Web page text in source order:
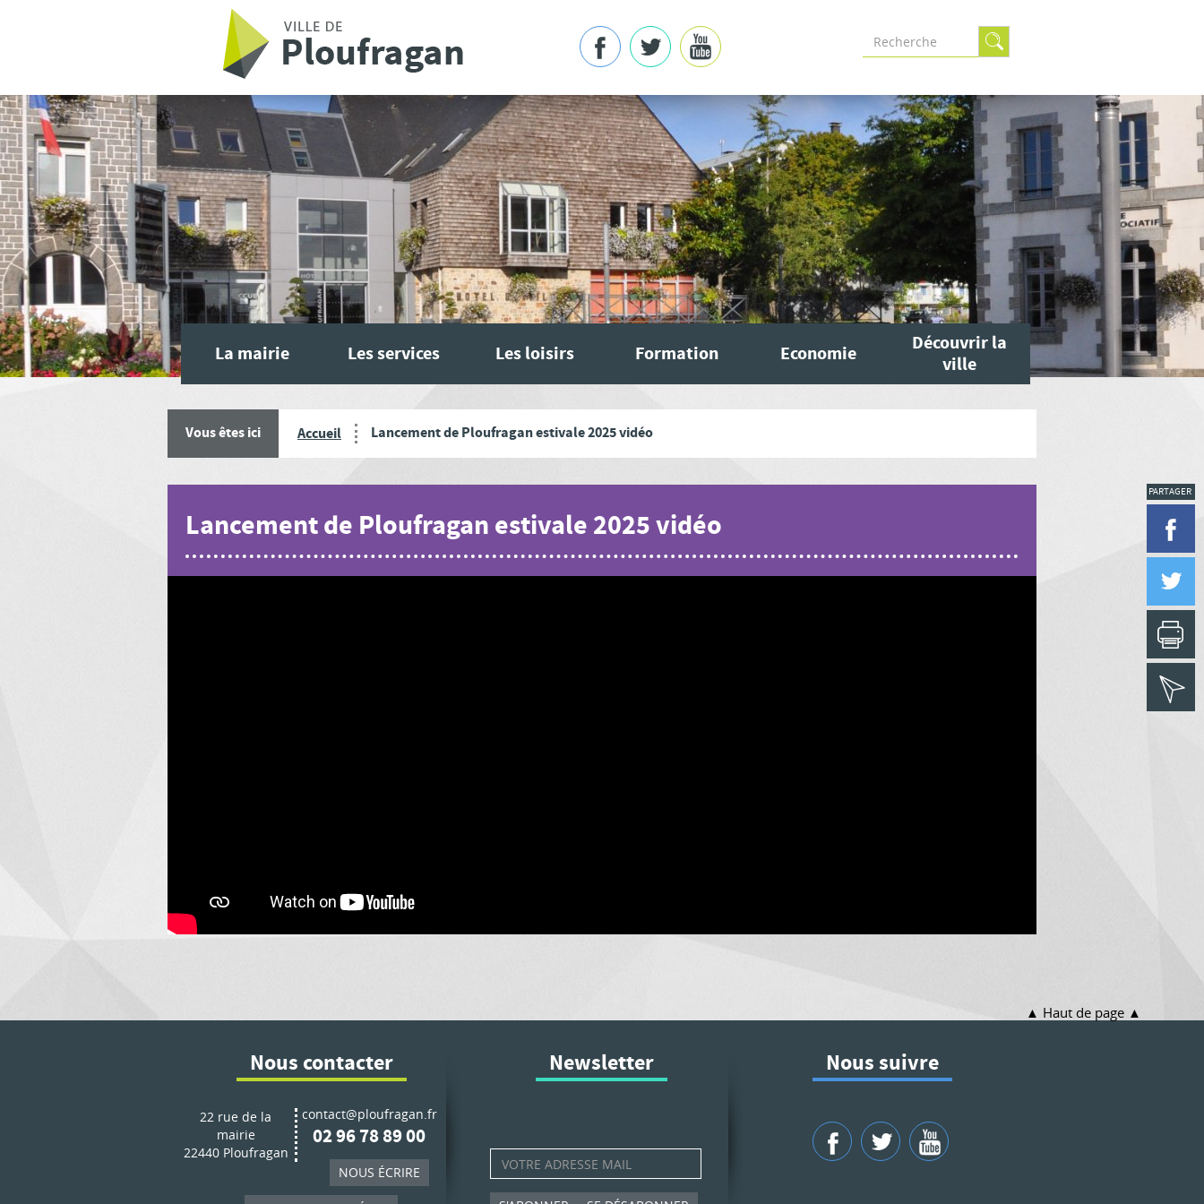
Formulaire
recherche
La mairie Les services Les loisirs Formation Economie
Découvrir la
ville
Vous êtes ici Accueil Lancement de Ploufragan estivale 2025 vidéo
Lancement de Ploufragan estivale 2025 vidéo
PARTAGER
Haut de page
Nous contacter
22 rue de la
mairie
22440 Ploufragan
contact@ploufragan.fr
02 96 78 89 00
NOUS ÉCRIRE
Newsletter Nous suivre